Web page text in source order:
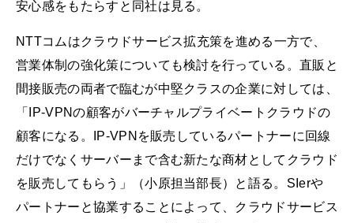
安心感をもたらすと同社は見る。
NTTコムはクラウドサービス拡充策を進める一方で、
営業体制の強化策についても検討を行っている。直販と
間接販売の両者で臨むが中堅クラスの企業に対しては、
「IP-VPNの顧客がバーチャルプライベートクラウドの
顧客になる。IP-VPNを販売しているパートナーに回線
だけでなくサーバーまで含む新たな商材としてクラウド
を販売してもらう」（小原担当部長）と語る。SIerや
パートナーと協業することによって、クラウドサービス